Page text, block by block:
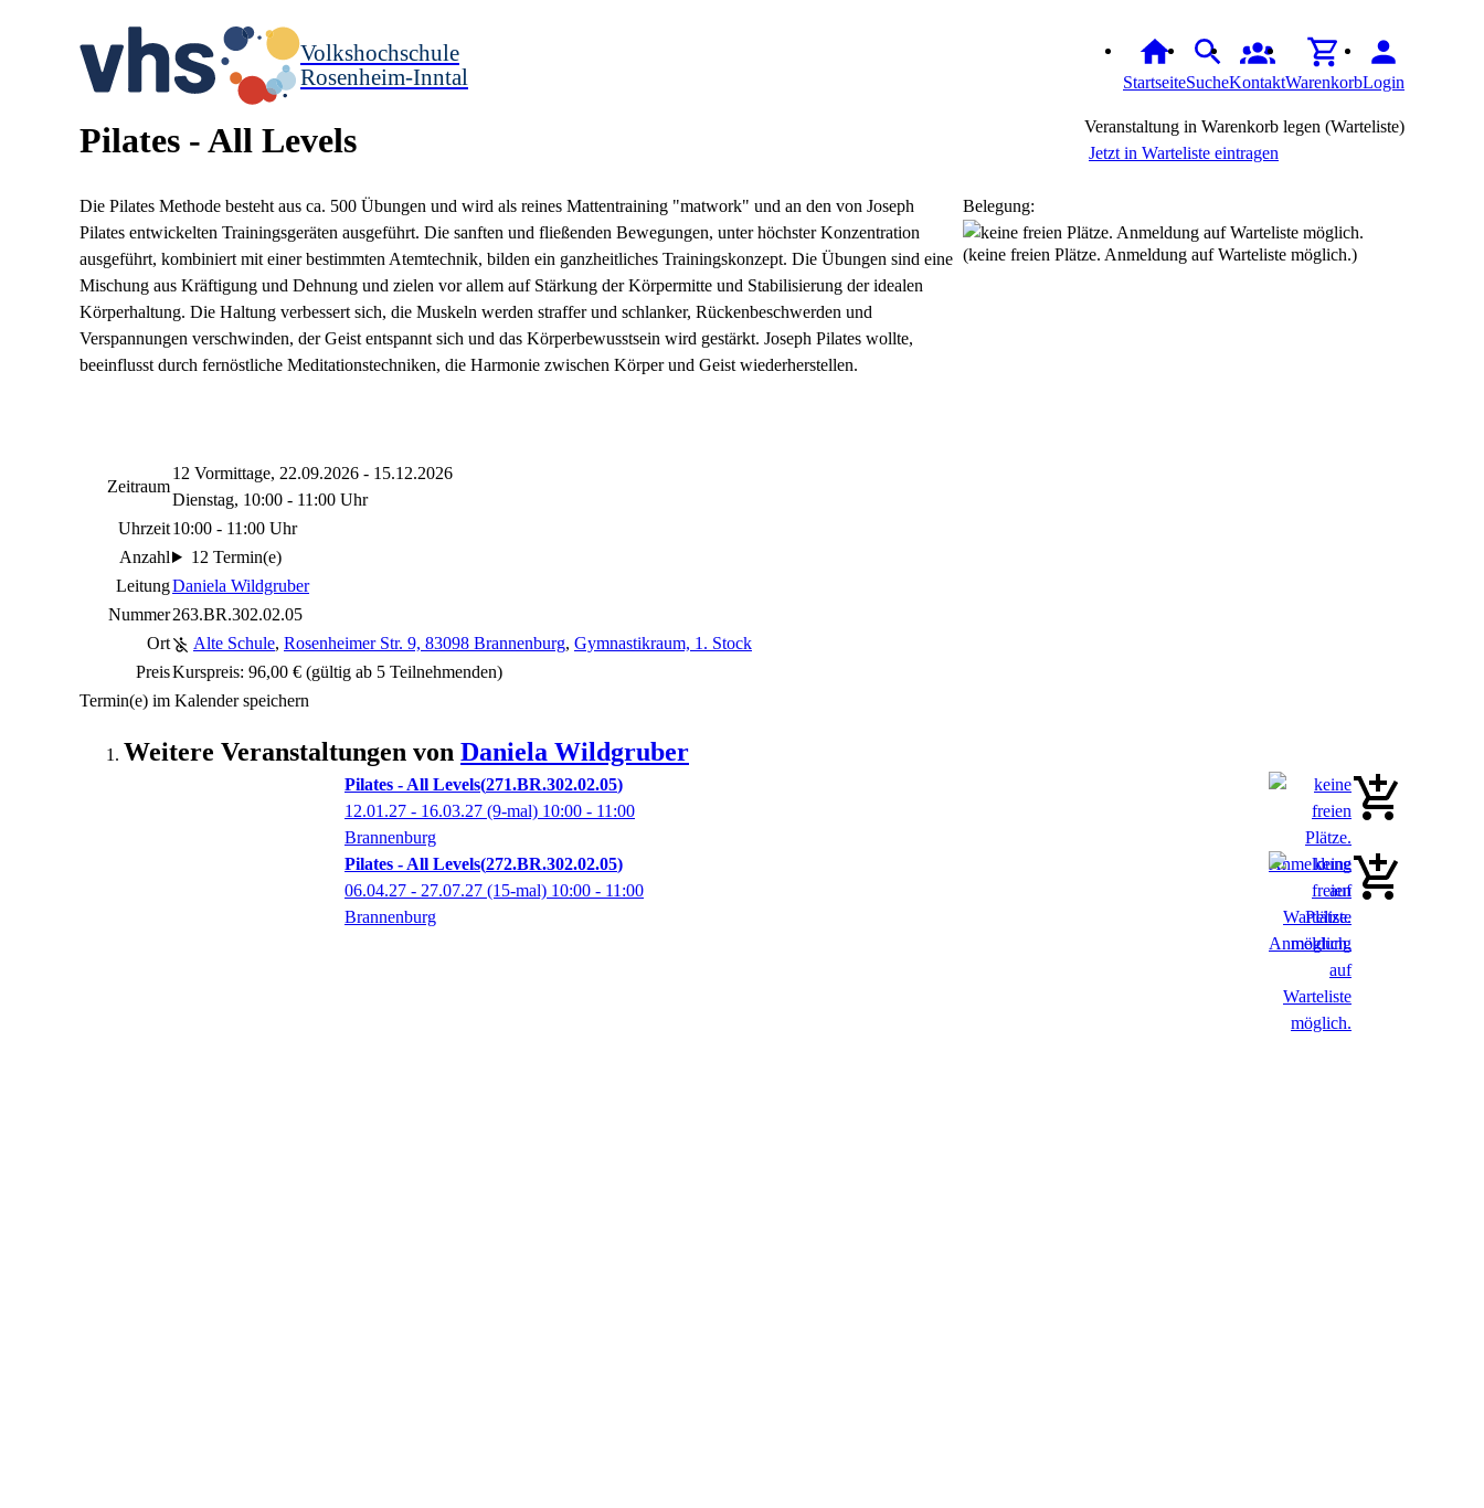
Volkshochschule
Rosenheim-Inntal
StartseiteSucheKontaktWarenkorbLogin
Pilates - All Levels
Die Pilates Methode besteht aus ca. 500 Übungen und wird als reines Mattentraining "matwork" und an den von Joseph
Pilates entwickelten Trainingsgeräten ausgeführt. Die sanften und fließenden Bewegungen, unter höchster Konzentration
ausgeführt, kombiniert mit einer bestimmten Atemtechnik, bilden ein ganzheitliches Trainingskonzept. Die Übungen sind eine
Mischung aus Kräftigung und Dehnung und zielen vor allem auf Stärkung der Körpermitte und Stabilisierung der idealen
Körperhaltung. Die Haltung verbessert sich, die Muskeln werden straffer und schlanker, Rückenbeschwerden und
Verspannungen verschwinden, der Geist entspannt sich und das Körperbewusstsein wird gestärkt. Joseph Pilates wollte,
beeinflusst durch fernöstliche Meditationstechniken, die Harmonie zwischen Körper und Geist wiederherstellen.
Zeitraum
12 Vormittage, 22.09.2026 - 15.12.2026
Dienstag, 10:00 - 11:00 Uhr
Uhrzeit10:00 - 11:00 Uhr
Anzahl
12 Termin(e)
LeitungDaniela Wildgruber
Nummer263.BR.302.02.05
Ort
Alte Schule, Rosenheimer Str. 9, 83098 Brannenburg, Gymnastikraum, 1. Stock
PreisKurspreis: 96,00 € (gültig ab 5 Teilnehmenden)
Termin(e) im Kalender speichern
Veranstaltung in Warenkorb legen (Warteliste)
Jetzt in Warteliste eintragen
Belegung:
(keine freien Plätze. Anmeldung auf Warteliste möglich.)
Weitere Veranstaltungen von Daniela Wildgruber
Pilates - All Levels 271.BR.302.02.05
12.01.27 - 16.03.27 (9-mal) 10:00 - 11:00
Brannenburg
Pilates - All Levels 272.BR.302.02.05
06.04.27 - 27.07.27 (15-mal) 10:00 - 11:00
Brannenburg